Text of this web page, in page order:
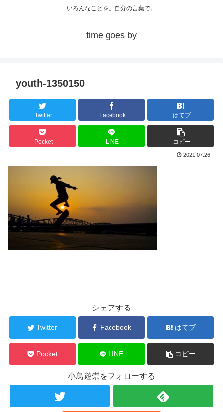
いろんなことを。自分の言葉で。
time goes by
youth-1350150
Twitter Facebook はてブ
Pocket LINE コピー
2021.07.26
シェアする
Twitter Facebook はてブ
Pocket LINE コピー
小鳥遊崇をフォローする